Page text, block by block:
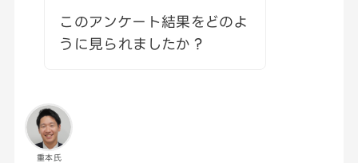
このアンケート結果をどのよ
うに見られましたか？
重本氏